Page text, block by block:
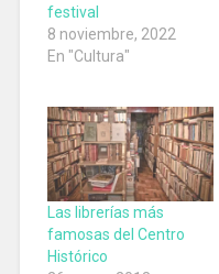
festival
8 noviembre, 2022
En "Cultura"
Las librerías más
famosas del Centro
Histórico